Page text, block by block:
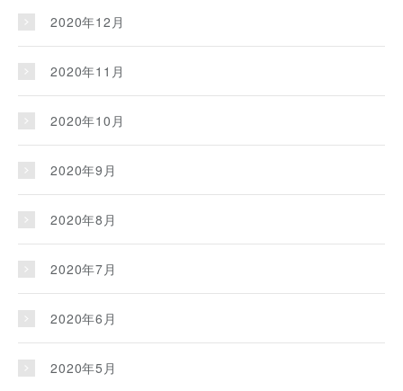
2020年12月
2020年11月
2020年10月
2020年9月
2020年8月
2020年7月
2020年6月
2020年5月